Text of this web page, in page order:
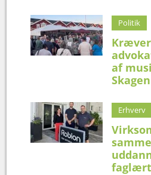
Politik
af
Skagen
Erhverv